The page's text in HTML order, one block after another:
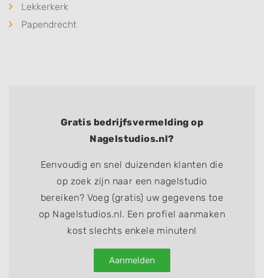
Lekkerkerk
Papendrecht
Gratis bedrijfsvermelding op
Nagelstudios.nl?
Eenvoudig en snel duizenden klanten die
op zoek zijn naar een nagelstudio
bereiken? Voeg (gratis) uw gegevens toe
op Nagelstudios.nl. Een profiel aanmaken
kost slechts enkele minuten!
Aanmelden